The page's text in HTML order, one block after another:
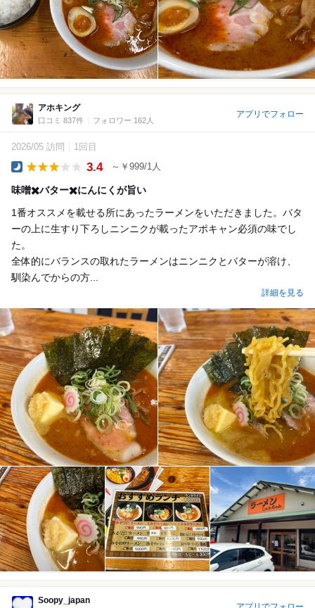
アホキング
口コミ 837件 フォロワー 162人
アプリでフォロー
2026/05 訪問 1回目
3.4 ～￥999/1人
味噌✖️バター✖️にんにくが旨い
1番オススメを載せる所にあったラーメンをいただきました。バタ
ーの上に生すり下ろしニンニクが載ったアポキャン必須の味でし
た。
全体的にバランスの取れたラーメンはニンニクとバターが溶け、
馴染んでからの方...
詳細を見る
Soopy_japan